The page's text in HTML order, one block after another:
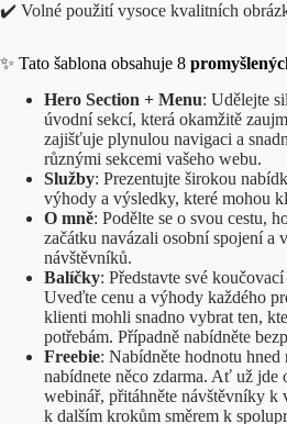
✔️ Volné použití vysoce kvalitních
✨ Tato šablona obsahuje 8
Hero Section + Menu: Udělejte
úvodní sekcí, která okamžitě
zajišťuje plynulou navigaci a
různými sekcemi vašeho webu.
Služby: Prezentujte širokou
výhody a výsledky, které mohou
O mně: Podělte se o svou cestu,
začátku navázali osobní spojení a
návštěvníků.
Balíčky: Představte své
Uveďte cenu a výhody každého
klienti mohli snadno vybrat ten,
potřebám. Případně nabídněte
Freebie: Nabídněte hodnotu
nabídnete něco zdarma. Ať už jde
webinář, přitáhněte návštěvníky k
k dalším krokům směrem k